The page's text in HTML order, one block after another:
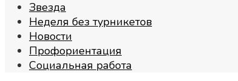
Звезда
Неделя без турникетов
Новости
Профориентация
Социальная работа